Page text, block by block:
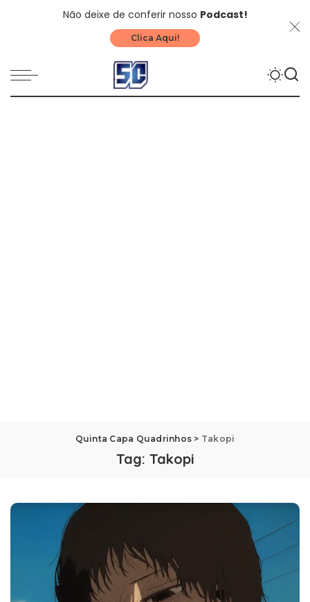
Não deixe de conferir nosso Podcast!
Clica Aqui!
Quinta Capa Quadrinhos > Takopi
Tag: Takopi